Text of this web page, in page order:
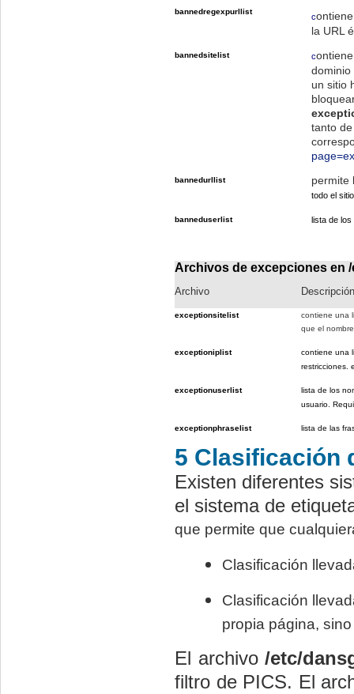
bannedregexpurllist
c
la URL
bannedsitelist c
dominio
un sitio
tanto
bannedurllist permite
todo el
banneduserlist lista de
Archivos de excepciones en
Archivo Descripción
exceptionsitelist
contiene una
que el
exceptioniplist contiene una
restricciones.
exceptionuserlist
lista de los
usuario.
exceptionphraselist lista de las
5 Clasificación
Existen diferentes
el sistema de
que permite que
Clasificación
Clasificación
propia página,
El archivo/etc/
filtro de PICS. El